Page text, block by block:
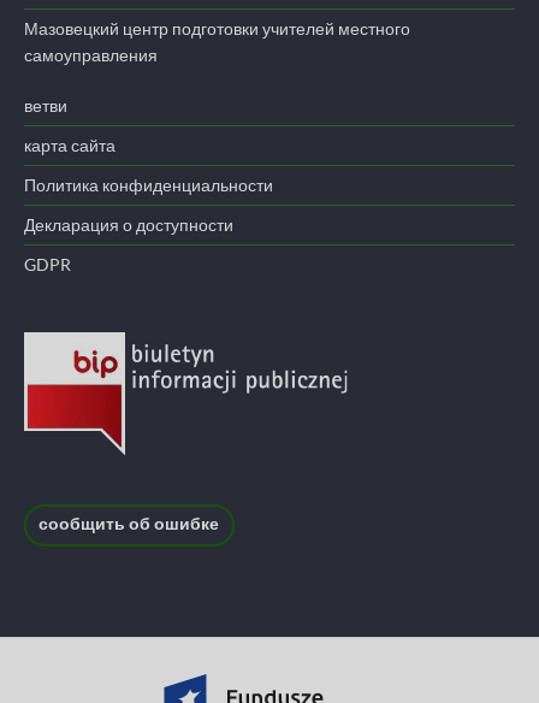
Мазовецкий центр подготовки учителей местного
самоуправления
ветви
карта сайта
Политика конфиденциальности
Декларация о доступности
GDPR
сообщить об ошибке